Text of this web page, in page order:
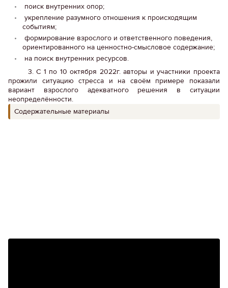
поиск внутренних опор;
укрепление разумного отношения к происходящим
событиям;
формирование взрослого и ответственного поведения,
ориентированного на ценностно-смысловое содержание;
на поиск внутренних ресурсов.
3. С 1 по 10 октября 2022г. авторы и участники проекта
прожили ситуацию стресса и на своём примере показали
вариант взрослого адекватного решения в ситуации
неопределённости.
Содержательные материалы